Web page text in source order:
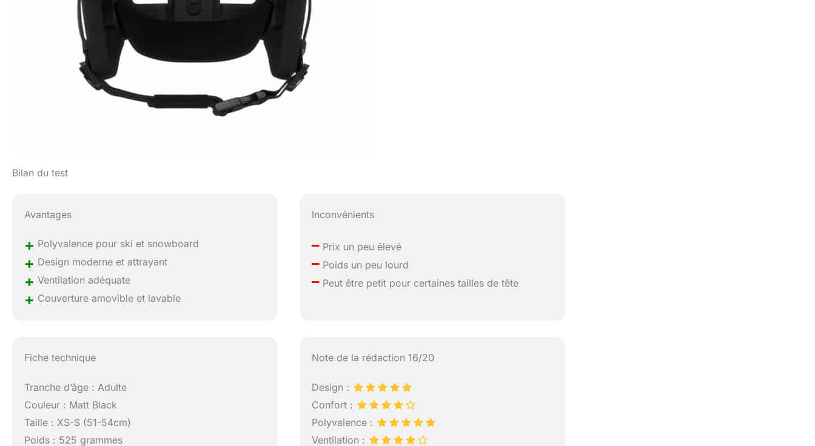
Bilan du test
Avantages
+ Polyvalence pour ski et snowboard
+ Design moderne et attrayant
+ Ventilation adéquate
+ Couverture amovible et lavable
Inconvénients
– Prix un peu élevé
– Poids un peu lourd
– Peut être petit pour certaines tailles de tête
Fiche technique
Tranche d’âge : Adulte
Couleur : Matt Black
Taille : XS-S (51-54cm)
Poids : 525 grammes
Note de la rédaction 16/20
Design :
Confort :
Polyvalence :
Ventilation :